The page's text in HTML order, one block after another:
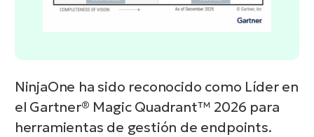
NinjaOne ha sido reconocido como Líder en
el Gartner® Magic Quadrant™ 2026 para
herramientas de gestión de endpoints.